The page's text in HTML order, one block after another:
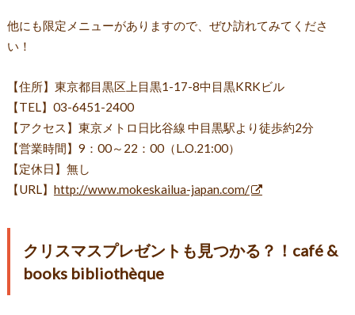
他にも限定メニューがありますので、ぜひ訪れてみてくださ
い！
【住所】東京都目黒区上目黒1-17-8中目黒KRKビル
【TEL】03-6451-2400
【アクセス】東京メトロ日比谷線 中目黒駅より徒歩約2分
【営業時間】9：00～22：00（L.O.21:00）
【定休日】無し
【URL】 http://www.mokeskailua-japan.com/
クリスマスプレゼントも見つかる？！café &
books bibliothèque